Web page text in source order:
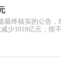
终核实的公告，
少1018亿元；按